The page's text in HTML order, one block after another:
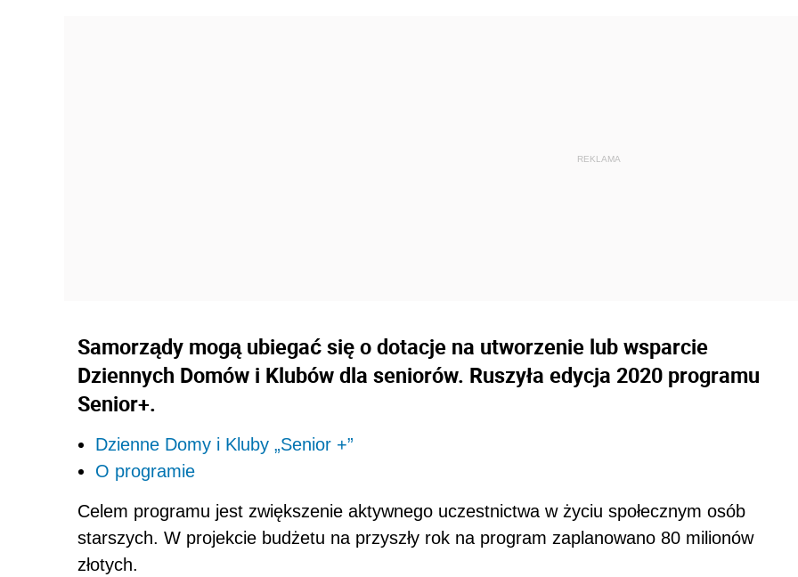
Samorządy mogą ubiegać się o dotacje na utworzenie lub wsparcie
Dziennych Domów i Klubów dla seniorów. Ruszyła edycja 2020 programu
Senior+.
Dzienne Domy i Kluby „Senior +”
O programie
Celem programu jest zwiększenie aktywnego uczestnictwa w życiu społecznym osób
starszych. W projekcie budżetu na przyszły rok na program zaplanowano 80 milionów
złotych.